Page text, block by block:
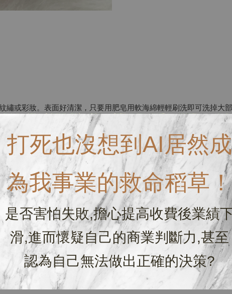
打死也沒想到AI居然成
為我事業的救命稻草！
是否害怕失敗,擔心提高收費後業績
滑,進而懷疑自己的商業判斷力,甚至
認為自己無法做出正確的決策?
繡或彩妝。表面好清潔，只要用肥皂用軟海綿輕輕刷洗即可洗掉大
太可愛了所以沒退回給廠商！只有一顆！不介意再下單！